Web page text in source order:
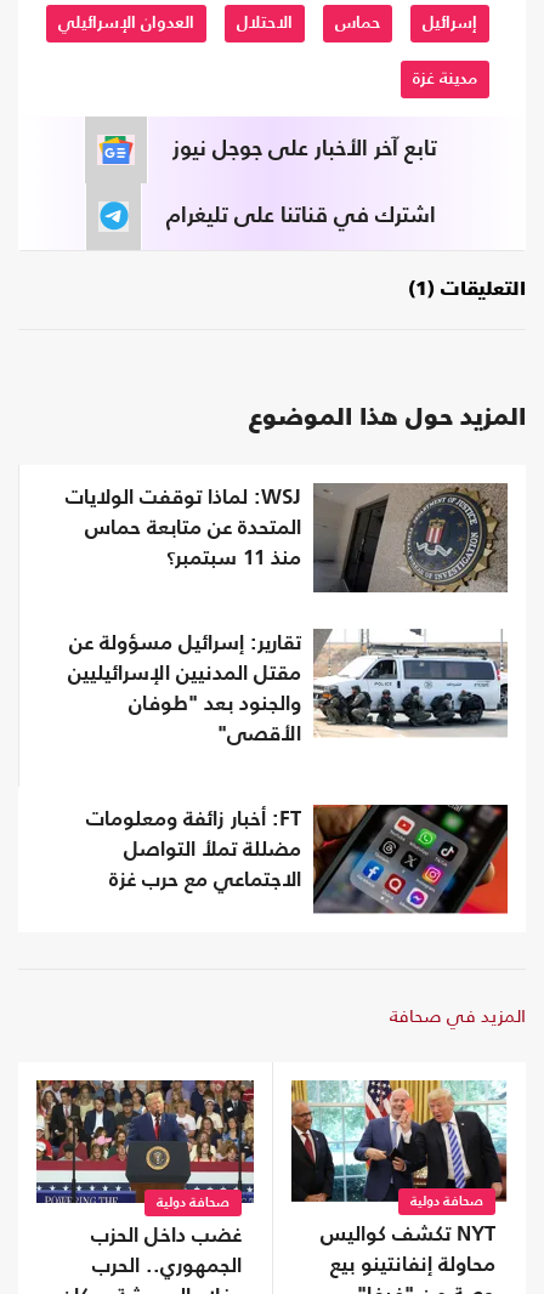
إسرائيل حماس الاحتلال العدوان الإسرائيلي
مدينة غزة
تابع آخر الأخبار على جوجل نيوز
اشترك في قناتنا على تليغرام
التعليقات (1)
المزيد حول هذا الموضوع
WSJ: لماذا توقفت الولايات
المتحدة عن متابعة حماس
منذ 11 سبتمبر؟
تقارير: إسرائيل مسؤولة عن
مقتل المدنيين الإسرائيليين
والجنود بعد "طوفان
الأقصى"
FT: أخبار زائفة ومعلومات
مضللة تملأ التواصل
الاجتماعي مع حرب غزة
المزيد في صحافة
صحافة دولية
NYT تكشف كواليس
محاولة إنفانتينو بيع
صحافة دولية
غضب داخل الحزب
الجمهوري.. الحرب